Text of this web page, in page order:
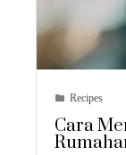
Recipes
Cara